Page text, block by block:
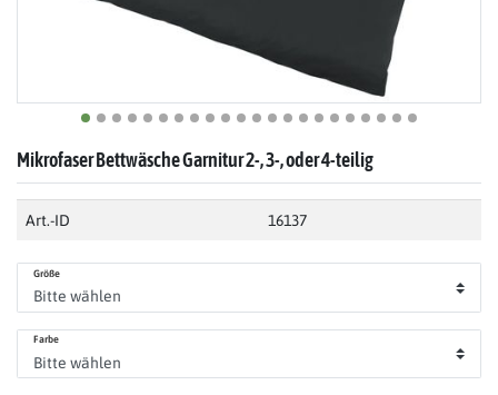
Mikrofaser Bettwäsche Garnitur 2-, 3-, oder 4-teilig
Art.-ID 16137
Größe
Farbe